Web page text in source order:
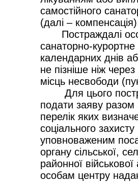
самостійного
(далі –
Постраждалі
санаторно-
календарних днів
не пізніше ніж
місць несвободи
Для цього
подати заяву
перелік яких
соціального
уповноваженим
органу сільської,
районної
особам центру